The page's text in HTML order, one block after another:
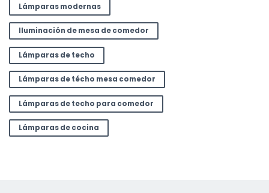
Lámparas modernas
Iluminación de mesa de comedor
Lámparas de techo
Lámparas de técho mesa comedor
Lámparas de techo para comedor
Lámparas de cocina